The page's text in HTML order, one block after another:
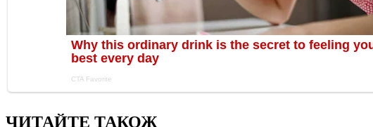
ЧИТАЙТЕ ТАКОЖ